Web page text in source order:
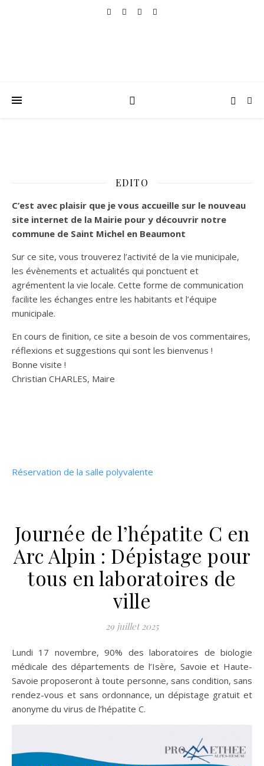
EDITO
C’est avec plaisir que je vous accueille sur le nouveau
site internet de la Mairie pour y découvrir notre
commune de Saint Michel en Beaumont
Sur ce site, vous trouverez l’activité de la vie municipale,
les évènements et actualités qui ponctuent et
agrémentent la vie locale. Cette forme de communication
facilite les échanges entre les habitants et l’équipe
municipale.
En cours de finition, ce site a besoin de vos commentaires,
réflexions et suggestions qui sont les bienvenus !
Bonne visite !
Christian CHARLES, Maire
Réservation de la salle polyvalente
Journée de l’hépatite C en
Arc Alpin : Dépistage pour
tous en laboratoires de
ville
29 juillet 2025
Lundi 17 novembre, 90% des laboratoires de biologie
médicale des départements de l’Isère, Savoie et Haute-
Savoie proposeront à toute personne, sans condition, sans
rendez-vous et sans ordonnance, un dépistage gratuit et
anonyme du virus de l’hépatite C.